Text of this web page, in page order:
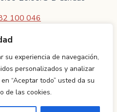
su experiencia de navegación,
personalizados y analizar
“Aceptar todo” usted da su
de las cookies.
100 046
Inmobiliarios S.L.U.
Galicia. Aviso legal